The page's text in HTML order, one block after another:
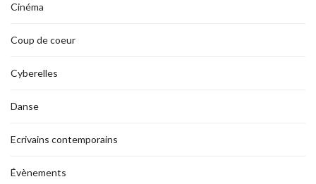
Cinéma
Coup de coeur
Cyberelles
Danse
Ecrivains contemporains
Évènements